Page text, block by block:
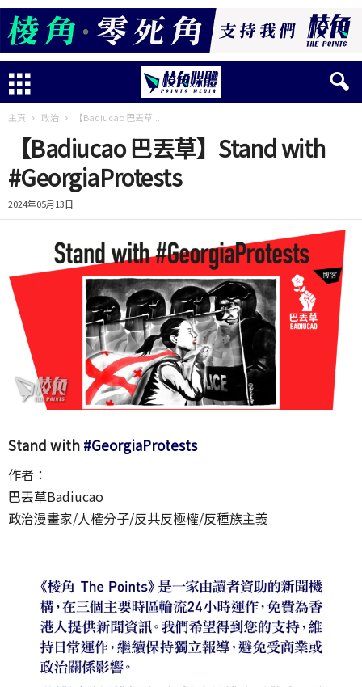
主頁 政治 【Badiucao 巴丟草...
【Badiucao 巴丟草】Stand with
#GeorgiaProtests
2024年05月13日
Stand with #GeorgiaProtests
作者：
巴丟草Badiucao
政治漫畫家/人權分子/反共反極權/反種族主義